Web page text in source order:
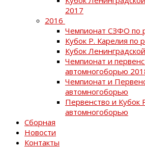
2017
2016
Чемпионат СЗФО по
Кубок Р. Карелия по
Кубок
Чемпионат и
автомногоборью
Чемпионат и
автомногоборью
Первенство и
автомногоборью
Сборная
Новости
Контакты